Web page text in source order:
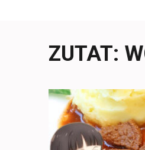
ZUTAT: